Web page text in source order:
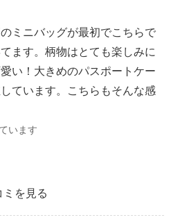
ミニバッグが最初でこちらで
ます。柄物はとても楽しみに
い！大きめのパスポートケー
ています。こちらもそんな感
います
ミを見る